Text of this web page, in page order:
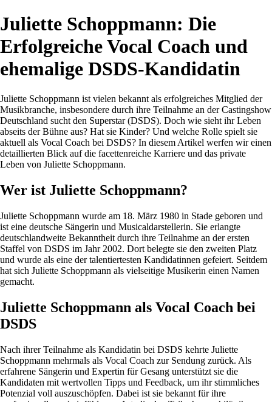
Juliette Schoppmann: Die
Erfolgreiche Vocal Coach und
ehemalige DSDS-Kandidatin
Juliette Schoppmann ist vielen bekannt als erfolgreiches Mitglied der
Musikbranche, insbesondere durch ihre Teilnahme an der Castingshow
Deutschland sucht den Superstar (DSDS). Doch wie sieht ihr Leben
abseits der Bühne aus? Hat sie Kinder? Und welche Rolle spielt sie
aktuell als Vocal Coach bei DSDS? In diesem Artikel werfen wir einen
detaillierten Blick auf die facettenreiche Karriere und das private
Leben von Juliette Schoppmann.
Wer ist Juliette Schoppmann?
Juliette Schoppmann wurde am 18. März 1980 in Stade geboren und
ist eine deutsche Sängerin und Musicaldarstellerin. Sie erlangte
deutschlandweite Bekanntheit durch ihre Teilnahme an der ersten
Staffel von DSDS im Jahr 2002. Dort belegte sie den zweiten Platz
und wurde als eine der talentiertesten Kandidatinnen gefeiert. Seitdem
hat sich Juliette Schoppmann als vielseitige Musikerin einen Namen
gemacht.
Juliette Schoppmann als Vocal Coach bei
DSDS
Nach ihrer Teilnahme als Kandidatin bei DSDS kehrte Juliette
Schoppmann mehrmals als Vocal Coach zur Sendung zurück. Als
erfahrene Sängerin und Expertin für Gesang unterstützt sie die
Kandidaten mit wertvollen Tipps und Feedback, um ihr stimmliches
Potenzial voll auszuschöpfen. Dabei ist sie bekannt für ihre